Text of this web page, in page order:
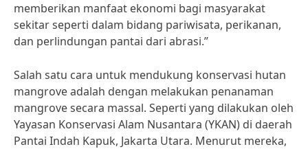
memberikan manfaat ekonomi bagi masyarakat
sekitar seperti dalam bidang pariwisata, perikanan,
dan perlindungan pantai dari abrasi.”
Salah satu cara untuk mendukung konservasi hutan
mangrove adalah dengan melakukan penanaman
mangrove secara massal. Seperti yang dilakukan oleh
Yayasan Konservasi Alam Nusantara (YKAN) di daerah
Pantai Indah Kapuk, Jakarta Utara. Menurut mereka,